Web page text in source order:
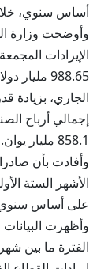
أساس سنوي، خلال
وأوضحت وزارة
988.65
858.1 مليار يوان.
وأفادت بأن
على أساس سنوي لتصل إلى 28.3
وأظهرت البيانات
الفترة ما بين